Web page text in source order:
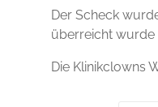
Der Scheck
überreicht wurde
Die Klinikclowns